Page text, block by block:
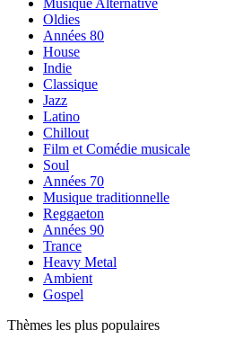
Musique Alternative
Oldies
Années 80
House
Indie
Classique
Jazz
Latino
Chillout
Film et Comédie musicale
Soul
Années 70
Musique traditionnelle
Reggaeton
Années 90
Trance
Heavy Metal
Ambient
Gospel
Thèmes les plus populaires